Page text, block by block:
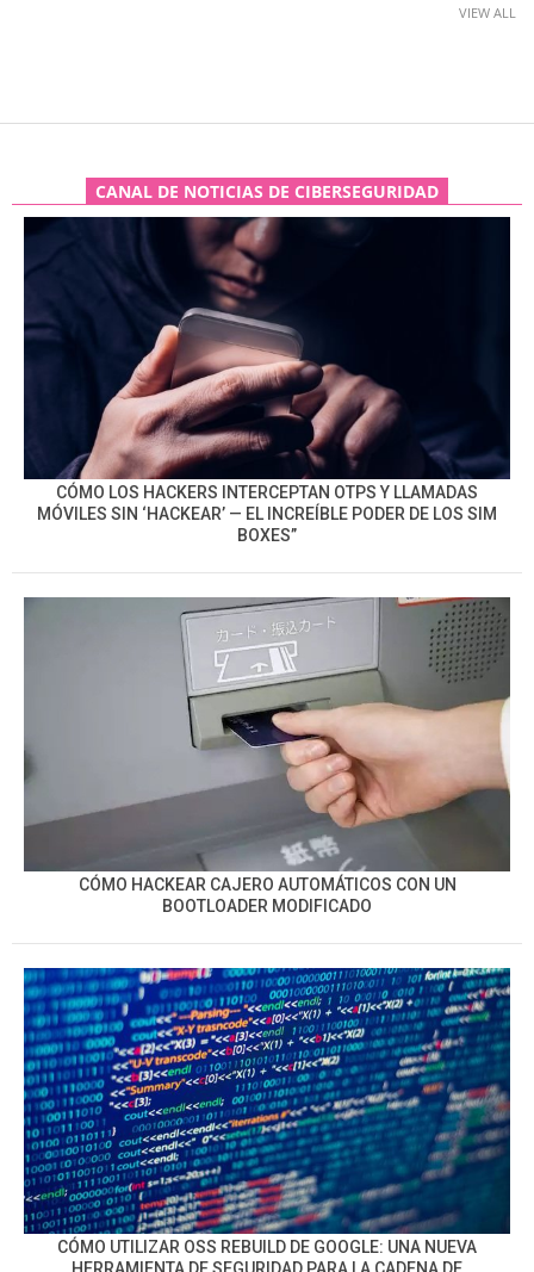
VIEW ALL
CANAL DE NOTICIAS DE CIBERSEGURIDAD
CÓMO LOS HACKERS INTERCEPTAN OTPS Y LLAMADAS
MÓVILES SIN ‘HACKEAR’ — EL INCREÍBLE PODER DE LOS SIM
BOXES”
CÓMO HACKEAR CAJERO AUTOMÁTICOS CON UN
BOOTLOADER MODIFICADO
CÓMO UTILIZAR OSS REBUILD DE GOOGLE: UNA NUEVA